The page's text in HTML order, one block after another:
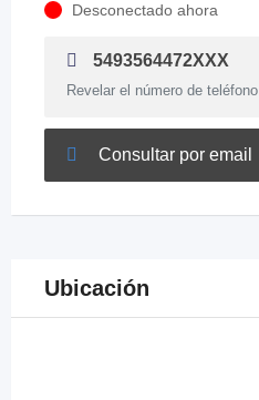
Desconectado ahora
5493564472XXX
Revelar el número de teléfono
Consultar por email
Ubicación